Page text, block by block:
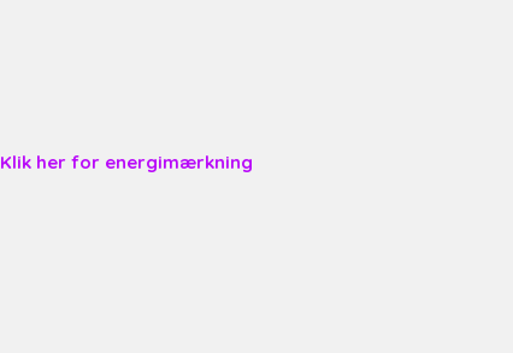
Klik her for energimærkning